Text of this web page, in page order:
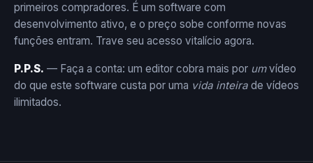
primeiros compradores. É um software com
desenvolvimento ativo, e o preço sobe conforme novas
funções entram. Trave seu acesso vitalício agora.
P.P.S. — Faça a conta: um editor cobra mais por umvídeo
do que este software custa por uma vida inteira de vídeos
ilimitados.